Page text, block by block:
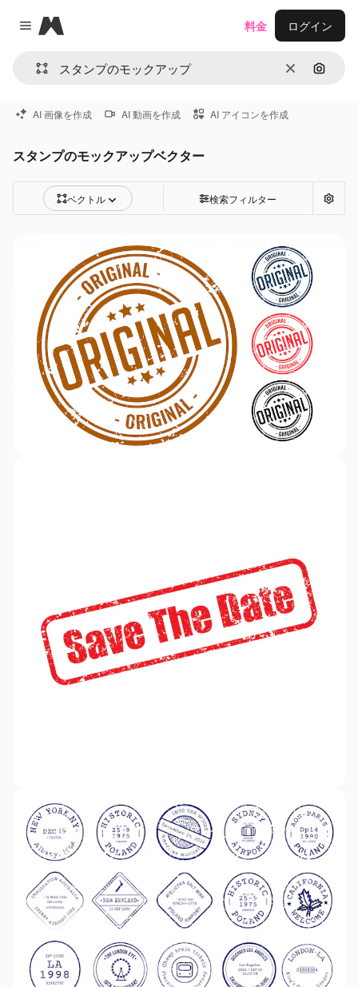
Close menu
Magnific
消去 画像で
料金 ログイン
AI 画像を作成 AI 動画を作成 AI アイコンを作成
スタンプのモックアップベクター
ベクトル 検索フィルター